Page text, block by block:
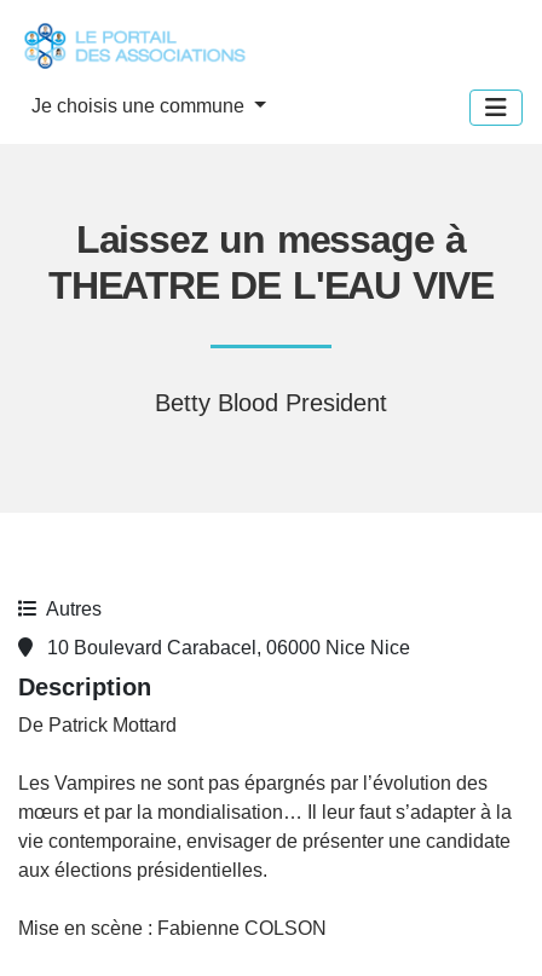
Je choisis une commune
Laissez un message à
THEATRE DE L'EAU VIVE
Betty Blood President
Autres
10 Boulevard Carabacel, 06000 Nice Nice
Description
De Patrick Mottard
Les Vampires ne sont pas épargnés par l’évolution des
mœurs et par la mondialisation… Il leur faut s’adapter à la
vie contemporaine, envisager de présenter une candidate
aux élections présidentielles.
Mise en scène : Fabienne COLSON